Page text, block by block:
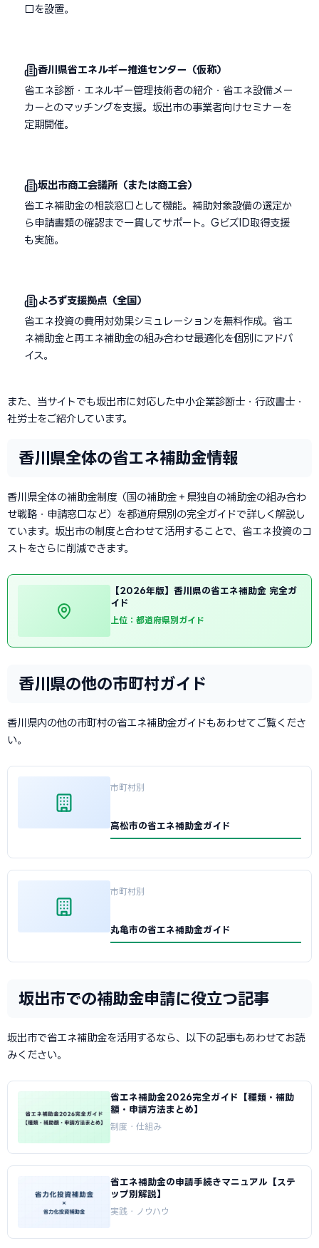
口を設置。
香川県省エネルギー推進センター（仮称）
省エネ診断・エネルギー管理技術者の紹介・省エネ設備メー
カーとのマッチングを支援。坂出市の事業者向けセミナーを
定期開催。
坂出市商工会議所（または商工会）
省エネ補助金の相談窓口として機能。補助対象設備の選定か
ら申請書類の確認まで一貫してサポート。GビズID取得支援
も実施。
よろず支援拠点（全国）
省エネ投資の費用対効果シミュレーションを無料作成。省エ
ネ補助金と再エネ補助金の組み合わせ最適化を個別にアドバ
イス。
また、当サイトでも坂出市に対応した中小企業診断士・行政書士・
社労士をご紹介しています。
香川県全体の省エネ補助金情報
香川県全体の補助金制度（国の補助金＋県独自の補助金の組み合わ
せ戦略・申請窓口など）を都道府県別の完全ガイドで詳しく解説し
ています。坂出市の制度と合わせて活用することで、省エネ投資のコ
ストをさらに削減できます。
【2026年版】香川県の省エネ補助金 完全ガ
イド
上位：都道府県別ガイド
香川県の他の市町村ガイド
香川県内の他の市町村の省エネ補助金ガイドもあわせてご覧くださ
い。
市町村別
高松市の省エネ補助金ガイド
市町村別
丸亀市の省エネ補助金ガイド
坂出市での補助金申請に役立つ記事
坂出市で省エネ補助金を活用するなら、以下の記事もあわせてお読
みください。
省エネ補助金2026完全ガイド【種類・補助
額・申請方法まとめ】
制度・仕組み
省エネ補助金の申請手続きマニュアル【ステ
ップ別解説】
実践・ノウハウ